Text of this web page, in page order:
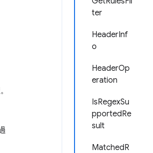
ter
HeaderInf
o
HeaderOp
eration
IsRegexSu
pportedRe
sult
MatchedR